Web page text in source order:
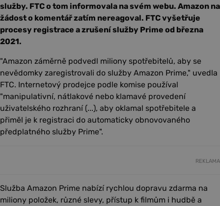
služby. FTC o tom informovala na svém webu. Amazon na
žádost o komentář zatím nereagoval. FTC vyšetřuje
procesy registrace a zrušení služby Prime od března
2021.
"Amazon záměrně podvedl miliony spotřebitelů, aby se
nevědomky zaregistrovali do služby Amazon Prime," uvedla
FTC. Internetový prodejce podle komise používal
"manipulativní, nátlakové nebo klamavé provedení
uživatelského rozhraní (...), aby oklamal spotřebitele a
přiměl je k registraci do automaticky obnovovaného
předplatného služby Prime".
REKLAMA
Služba Amazon Prime nabízí rychlou dopravu zdarma na
miliony položek, různé slevy, přístup k filmům i hudbě a